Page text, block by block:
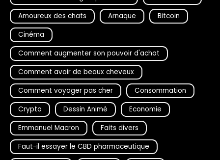
Amoureux des chats
Arnaque
Bitcoin
Cinéma
Comment augmenter son pouvoir d'achat
Comment avoir de beaux cheveux
Comment voyager pas cher
Consommation
Crypto
Dessin Animé
Economie
Emmanuel Macron
Faits divers
Faut-il essayer le CBD pharmaceutique